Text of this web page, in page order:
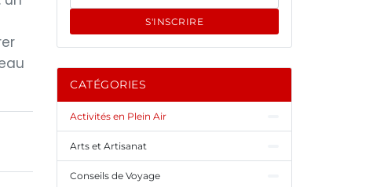
S'INSCRIRE
CATÉGORIES
Activités en Plein Air
Arts et Artisanat
Conseils de Voyage